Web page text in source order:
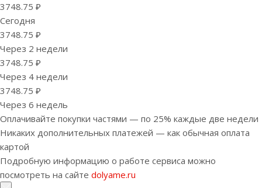
3748.75 ₽
Сегодня
3748.75 ₽
Через 2 недели
3748.75 ₽
Через 4 недели
3748.75 ₽
Через 6 недель
Оплачивайте покупки частями — по 25% каждые две недели
Никаких дополнительных платежей — как обычная оплата
картой
Подробную информацию о работе сервиса можно
посмотреть на сайте dolyame.ru